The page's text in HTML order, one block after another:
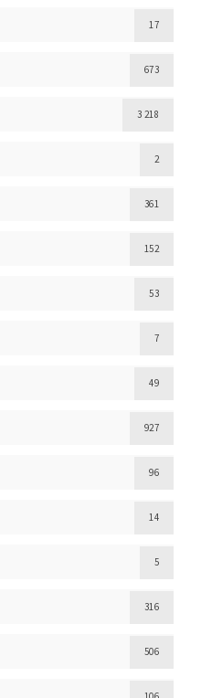
17
673
3 218
2
361
152
53
7
49
927
96
14
5
316
506